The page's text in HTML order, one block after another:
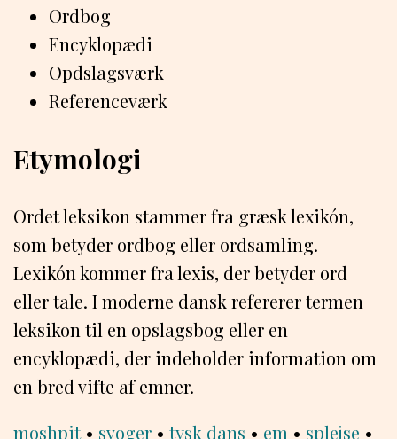
Ordbog
Encyklopædi
Opdslagsværk
Referenceværk
Etymologi
Ordet leksikon stammer fra græsk lexikón,
som betyder ordbog eller ordsamling.
Lexikón kommer fra lexis, der betyder ord
eller tale. I moderne dansk refererer termen
leksikon til en opslagsbog eller en
encyklopædi, der indeholder information om
en bred vifte af emner.
moshpit• svoger • tysk dans • em • splejse •